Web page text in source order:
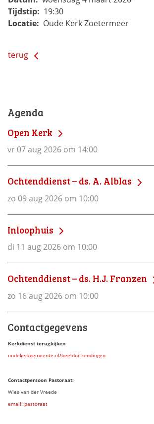
Tijdstip: 19:30
Locatie: Oude Kerk Zoetermeer
terug
Agenda
Open Kerk
vr 07 aug 2026 om 14:00
Ochtenddienst – ds. A. Alblas
zo 09 aug 2026 om 10:00
Inloophuis
di 11 aug 2026 om 10:00
Ochtenddienst – ds. H.J. Franzen
zo 16 aug 2026 om 10:00
Contactgegevens
Kerkdienst terugkijken
oudekerkgemeente.nl/beelduitzendingen
Contactpersoon Pastoraat:
Wies van der Vreede
email: pastoraat